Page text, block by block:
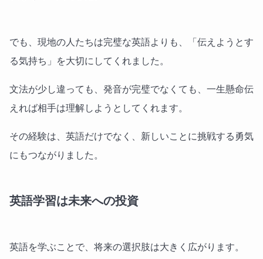
でも、現地の人たちは完璧な英語よりも、「伝えようとす
る気持ち」を大切にしてくれました。
文法が少し違っても、発音が完璧でなくても、一生懸命伝
えれば相手は理解しようとしてくれます。
その経験は、英語だけでなく、新しいことに挑戦する勇気
にもつながりました。
英語学習は未来への投資
英語を学ぶことで、将来の選択肢は大きく広がります。